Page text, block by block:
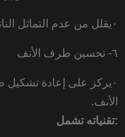
٠يقلل من عدم التماثل الناتج عن الندبات أو انكماش الأنسجة
٦- تحسين طرف الأنف
٠يركز على إعادة تشكيل
الأنف.
:تقنياته تشمل